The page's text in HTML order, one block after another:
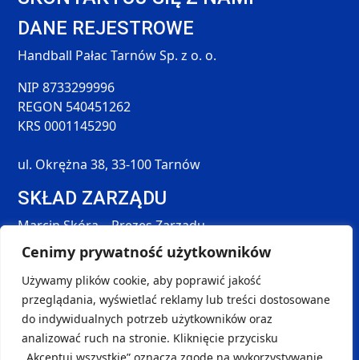
Cenimy prywatność użytkowników
Używamy plików cookie, aby poprawić jakość
przeglądania, wyświetlać reklamy lub treści dostosowane
do indywidualnych potrzeb użytkowników oraz
analizować ruch na stronie. Kliknięcie przycisku
DANE REJESTROWE
Handball Pałac Tarnów Sp. z o. o.
NIP 8733299996
REGON 540451262
KRS 0001145290
ul. Okrężna 38, 33-100 Tarnów
SKŁAD ZARZĄDU
Marcin Skóra – Prezes Zarządu
Maciej Hołda – Członek Zarządu
Tomasz Śmieszek – Członek Zarządu
DANE KONTAKTOWE
kontakt@handball-palac.pl
SOCIAL MEDIA